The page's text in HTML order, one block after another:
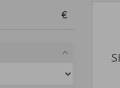
Preis bis
€